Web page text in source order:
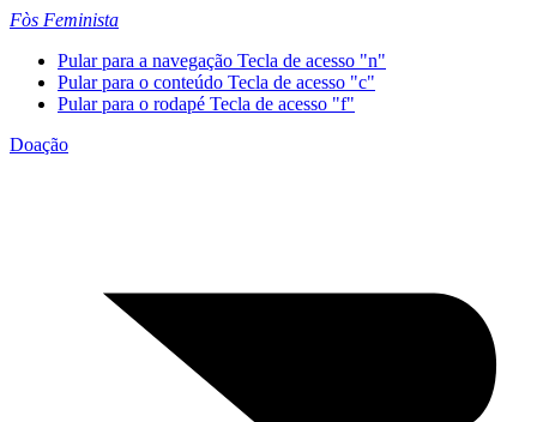
Fòs Feminista
Pular para a navegação Tecla de acesso "n"
Pular para o conteúdo Tecla de acesso "c"
Pular para o rodapé Tecla de acesso "f"
Doação